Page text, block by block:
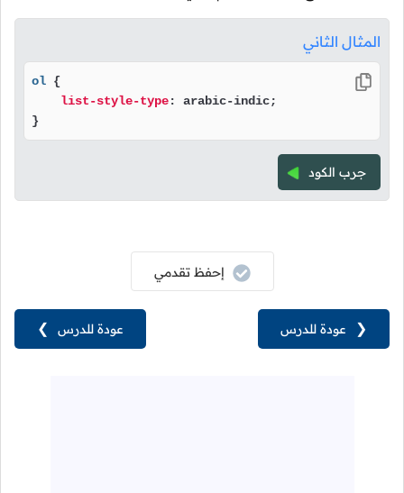
المثال الثاني
ol {
list-style-type: arabic-indic;
}
جرب الكود
عودة للدرس ❯
إحفظ تقدمي
❮ عودة للدرس